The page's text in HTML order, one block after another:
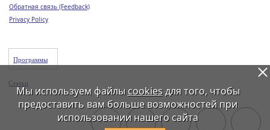
Обратная связь (Feedback)
Privacy Policy
Программы
Статьи
Мы используем файлы cookiesдля того, чтобы
предоставить вам больше возможностей при
использовании нашего сайта